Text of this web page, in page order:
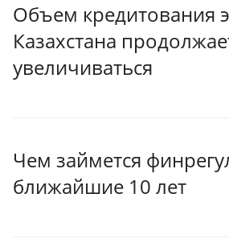
Объем кредитования
Казахстана
увеличиваться
Чем займется
ближайшие 10 лет